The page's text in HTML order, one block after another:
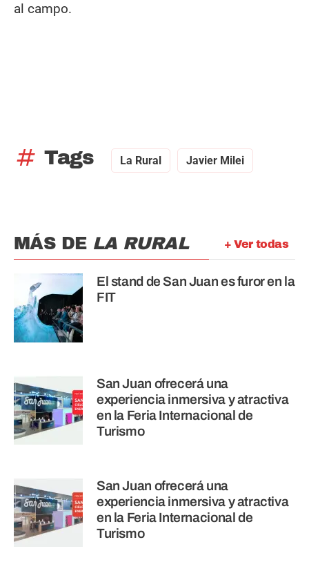
al campo.
tag Tags La Rural Javier Milei
+ Ver todas
MÁS DE LA RURAL
El stand de San Juan es furor en la
FIT
San Juan ofrecerá una
experiencia inmersiva y atractiva
en la Feria Internacional de
Turismo
San Juan ofrecerá una
experiencia inmersiva y atractiva
en la Feria Internacional de
Turismo